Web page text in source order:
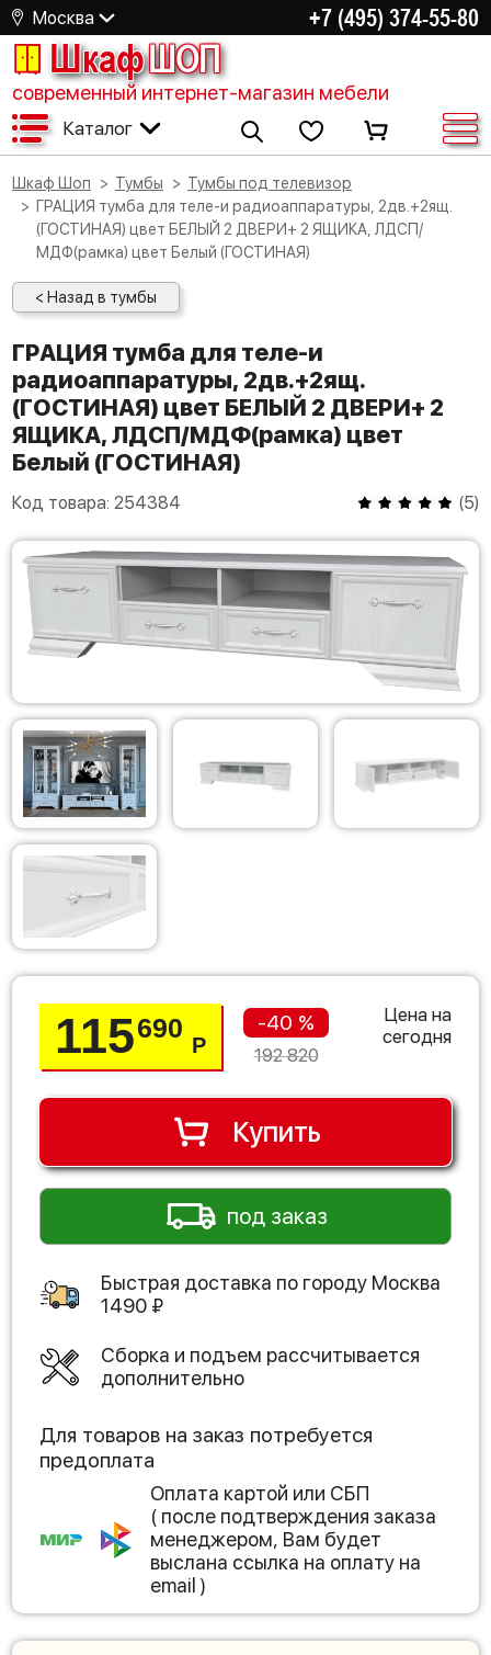
Москва +7 (495) 374-55-80
ШкафШОП
современный интернет-магазин мебели
Каталог
Шкаф Шоп Тумбы
Тумбы под телевизор
ГРАЦИЯ тумба для теле-и радиоаппаратуры, 2дв.+2ящ.
(ГОСТИНАЯ) цвет БЕЛЫЙ 2 ДВЕРИ+ 2 ЯЩИКА, ЛДСП/
МДФ(рамка) цвет Белый (ГОСТИНАЯ)
< Назад в тумбы
ГРАЦИЯ тумба для теле-и
радиоаппаратуры, 2дв.+2ящ.
(ГОСТИНАЯ) цвет БЕЛЫЙ 2 ДВЕРИ+ 2
ЯЩИКА, ЛДСП/МДФ(рамка) цвет
Белый (ГОСТИНАЯ)
Код товара: 254384 (5)
115690
Р
-40 %
192 820
Цена на
сегодня
Купить
под заказ
Быстрая доставка по городу Москва
1490 ₽
Сборка и подъем рассчитывается
дополнительно
Для товаров на заказ потребуется
предоплата
Оплата картой или СБП
( после подтверждения заказа
менеджером, Вам будет
выслана ссылка на оплату на
email )